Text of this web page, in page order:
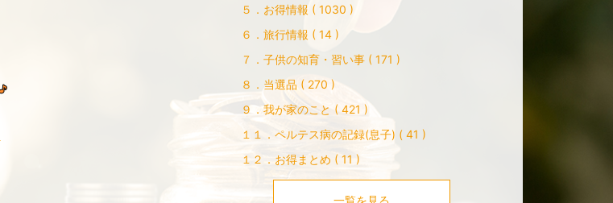
５．お得情報 ( 1030 )
６．旅行情報 ( 14 )
７．子供の知育・習い事 ( 171 )
８．当選品 ( 270 )
９．我が家のこと ( 421 )
１１．ペルテス病の記録(息子) ( 41 )
１２．お得まとめ ( 11 )